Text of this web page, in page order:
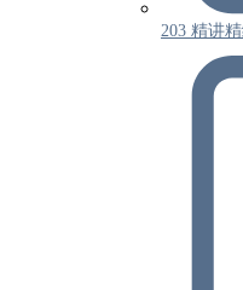
203 精讲